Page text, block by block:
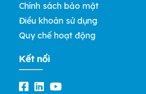
Chính sách bảo mật
Điều khoản sử dụng
Quy chế hoạt động
Kết nối